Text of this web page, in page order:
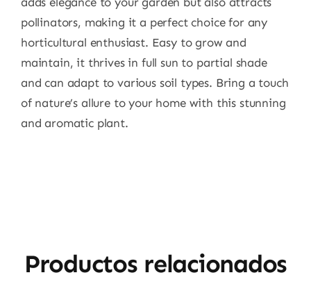
pollinators, making it a perfect choice for any
horticultural enthusiast. Easy to grow and
maintain, it thrives in full sun to partial shade
and can adapt to various soil types. Bring a touch
of nature’s allure to your home with this stunning
and aromatic plant.
Productos relacionados